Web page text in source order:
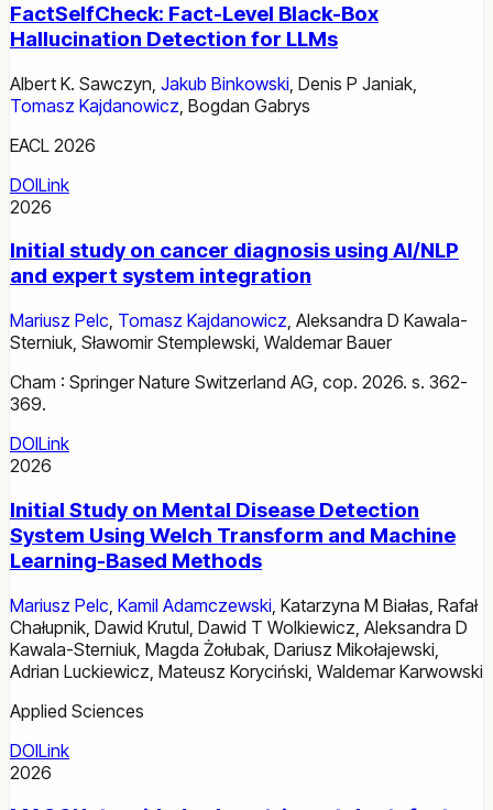
FactSelfCheck: Fact-Level Black-Box
Hallucination Detection for LLMs
Albert K. Sawczyn Jakub Binkowski Denis P Janiak
Tomasz Kajdanowicz Bogdan Gabrys
EACL 2026
DOILink
2026
Initial study on cancer diagnosis using AI/NLP
and expert system integration
Mariusz Pelc, Tomasz Kajdanowicz, Aleksandra D Kawala-
Sterniuk, Sławomir Stemplewski, Waldemar Bauer
Cham : Springer Nature Switzerland AG, cop. 2026. s. 362-
369.
DOILink
2026
Initial Study on Mental Disease Detection
System Using Welch Transform and Machine
Learning-Based Methods
Mariusz Pelc Kamil Adamczewski Katarzyna M Białas Rafał
Chałupnik Dawid Krutul Dawid T Wolkiewicz Aleksandra D
Kawala-Sterniuk Magda Żołubak Dariusz Mikołajewski
Adrian Luckiewicz Mateusz Koryciński Waldemar Karwowski
Applied Sciences
DOILink
2026